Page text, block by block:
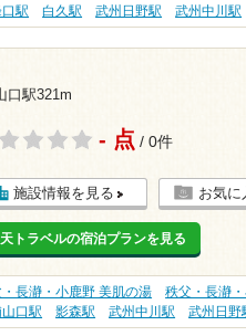
駅 白久駅 武州日野駅 武州中川駅
口駅321m
- 点 / 0件
施設情報を見る お気に
トラベルの宿泊プランを見る
長瀞・小鹿野 美肌の湯
秩父・長瀞
口駅 影森駅 武州中川駅 武州日野